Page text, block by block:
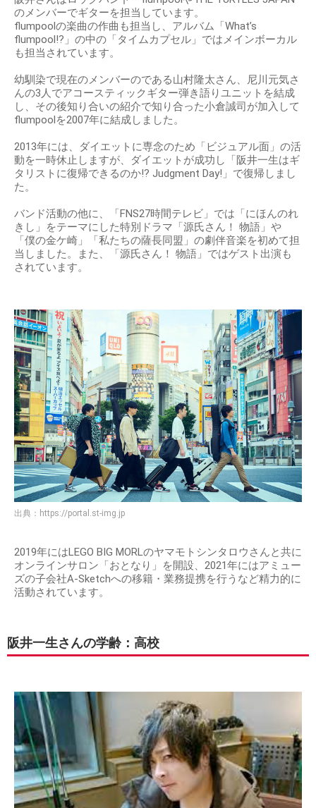
のメンバーでギターを担当しています。
flumpoolの楽曲の作曲も担当し、アルバム「What’s
flumpool!?」の中の「タイムカプセル」ではメインボーカル
も担当されています。
幼馴染で現在のメンバーのである山村隆太さん、尼川元気さ
んの3人でアコースティックギター弾き語りユニットを結成
し、その後知り合いの紹介で知り合った小倉誠司が加入して
flumpoolを2007年に結成しました。
2013年には、ダイエットに専念のため「ビジュアル面」の活
動を一時休止しますが、ダイエットが成功し「阪井一生はギ
タリストに復帰できるのか!? Judgment Day!」で復帰しまし
た。
バンド活動の他に、「FNS27時間テレビ」では「にほんのれ
きし」をテーマにした特別ドラマ「源氏さん！ 物語」や
「僕の金ケ崎」「私たちの薩長同盟」の劇伴音楽を初めて担
当しました。また、「源氏さん！ 物語」ではゲスト出演も
されています。
出典： https://portal.st-img.jp
2019年にはLEGO BIG MORLのヤマモトシンタロウさんと共に
オンラインサロン「おとなり」を開設、2021年にはアミュー
ズの子会社A-Sketchへの移籍・業務提携を行うなど精力的に
活動されています。
阪井一生さんの学齢：高校